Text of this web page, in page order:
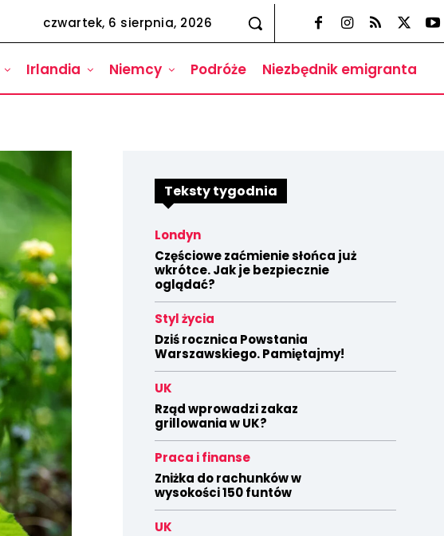
czwartek, 6 sierpnia, 2026
Irlandia Niemcy Podróże Niezbędnik emigranta
Teksty tygodnia
Londyn
Częściowe zaćmienie słońca już
wkrótce. Jak je bezpiecznie
oglądać?
Styl życia
Dziś rocznica Powstania
Warszawskiego. Pamiętajmy!
UK
Rząd wprowadzi zakaz
grillowania w UK?
Praca i finanse
Zniżka do rachunków w
wysokości 150 funtów
UK